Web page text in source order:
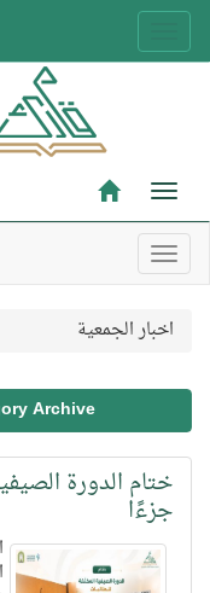
اخبار الجمعية
Archive:
جزءًا